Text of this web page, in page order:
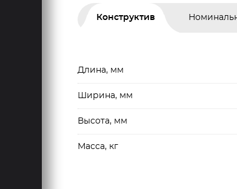
Конструктив
Длина, мм
Ширина, мм
Высота, мм
Масса, кг